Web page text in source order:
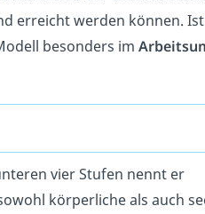
erreicht werden können.
besonders im
vier Stufen nennt er
körperliche als auch